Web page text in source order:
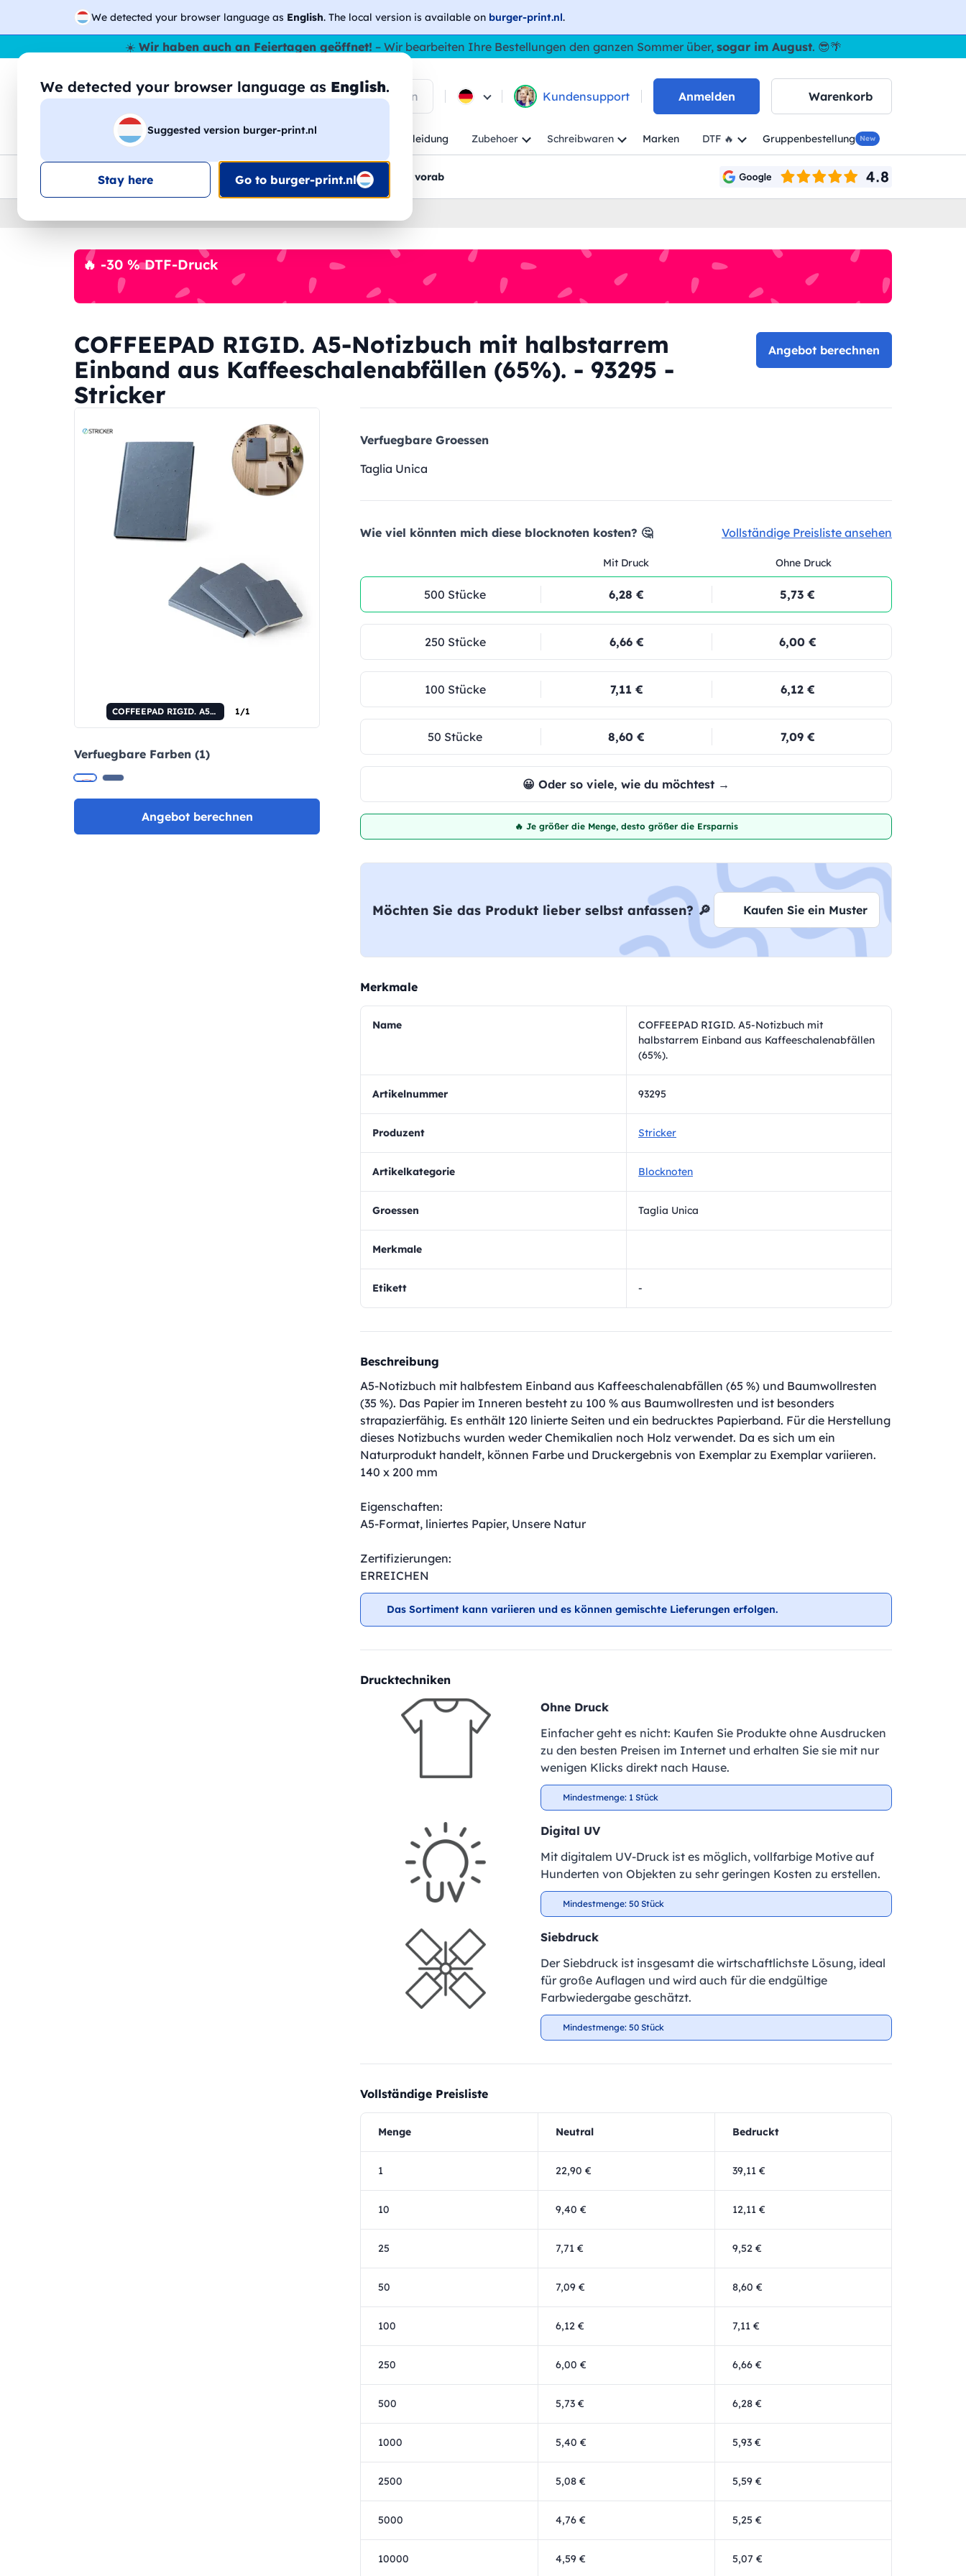
We detected your browser language as English. The local version is available on burger-print.nl.
We detected your browser language as English.
Suggested version burger-print.nl
Stay here Go to burger-print.nl
☀️ Wir haben auch an Feiertagen geöffnet! – Wir bearbeiten Ihre Bestellungen den ganzen Sommer über, sogar im August. 😎🌴
🔎 Suche in den Produkten Kundensupport Anmelden Warenkorb
Sweatshirts Mann Frau Arbeitskleidung Zubehoer Schreibwaren Marken DTF 🔥 Gruppenbestellung New
EU-weite Lieferung Mengenrabatt KundensupportGrafikentwürfe vorab
🔥 -30 % DTF-Druck
COFFEEPAD RIGID. A5-Notizbuch mit halbstarrem
Einband aus Kaffeeschalenabfällen (65%). - 93295 -
Stricker
Angebot berechnen
COFFEEPAD RIGID. A5-Notizbuch mit halbstarrem Einband aus Kaffeeschalenabfällen (65%). 1/1
Verfuegbare Farben (1)
Angebot berechnen
Verfuegbare Groessen
Taglia Unica
Wie viel könnten mich diese blocknoten kosten? 🤔 Vollständige Preisliste ansehen
Mit Druck Ohne Druck
500 Stücke 6,28 € 5,73 €
250 Stücke 6,66 € 6,00 €
100 Stücke 7,11 € 6,12 €
50 Stücke 8,60 € 7,09 €
😀 Oder so viele, wie du möchtest →
🔥 Je größer die Menge, desto größer die Ersparnis
Möchten Sie das Produkt lieber selbst anfassen? 🔎 Kaufen Sie ein Muster
Merkmale
Name
COFFEEPAD RIGID. A5-Notizbuch mit
halbstarrem Einband aus Kaffeeschalenabfällen
(65%).
Artikelnummer 93295
Produzent Stricker
Artikelkategorie Blocknoten
Groessen Taglia Unica
Merkmale
Etikett -
Beschreibung
A5-Notizbuch mit halbfestem Einband aus Kaffeeschalenabfällen (65 %) und Baumwollresten
(35 %). Das Papier im Inneren besteht zu 100 % aus Baumwollresten und ist besonders
strapazierfähig. Es enthält 120 linierte Seiten und ein bedrucktes Papierband. Für die Herstellung
dieses Notizbuchs wurden weder Chemikalien noch Holz verwendet. Da es sich um ein
Naturprodukt handelt, können Farbe und Druckergebnis von Exemplar zu Exemplar variieren.
140 x 200 mm
Eigenschaften:
A5-Format, liniertes Papier, Unsere Natur
Zertifizierungen:
ERREICHEN
Das Sortiment kann variieren und es können gemischte Lieferungen erfolgen.
Drucktechniken
Ohne Druck
Einfacher geht es nicht: Kaufen Sie Produkte ohne Ausdrucken
zu den besten Preisen im Internet und erhalten Sie sie mit nur
wenigen Klicks direkt nach Hause.
Mindestmenge: 1 Stück
Digital UV
Mit digitalem UV-Druck ist es möglich, vollfarbige Motive auf
Hunderten von Objekten zu sehr geringen Kosten zu erstellen.
Mindestmenge: 50 Stück
Siebdruck
Der Siebdruck ist insgesamt die wirtschaftlichste Lösung, ideal
für große Auflagen und wird auch für die endgültige
Farbwiedergabe geschätzt.
Mindestmenge: 50 Stück
Vollständige Preisliste
Menge Neutral Bedruckt
1 22,90 € 39,11 €
10 9,40 € 12,11 €
25 7,71 € 9,52 €
50 7,09 € 8,60 €
100 6,12 € 7,11 €
250 6,00 € 6,66 €
500 5,73 € 6,28 €
1000 5,40 € 5,93 €
2500 5,08 € 5,59 €
5000 4,76 € 5,25 €
10000 4,59 € 5,07 €